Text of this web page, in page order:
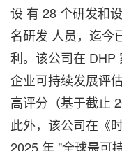
设 有 28 个研发和
名研发 人员，迄今
利。该公司在 DHP
企业可持续发展评
高评分（基于截止
此外，该公司在《
2025 年 "全球最可